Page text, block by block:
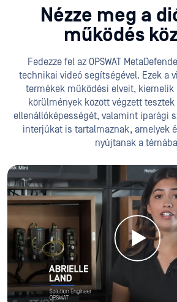
Nézze meg a
működés
Fedezze fel az OPSWAT
technikai videó segítségével. Ezek a
termékek működési elveit, kiemelik
körülmények között végzett
ellenállóképességét, valamint iparági
interjúkat is tartalmaznak, amelyek
nyújtanak a